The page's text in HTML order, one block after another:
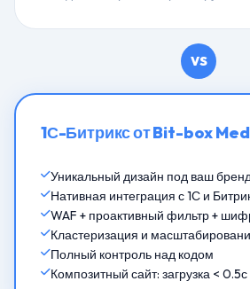
VS
1С-Битрикс от Bit-box
Уникальный дизайн под ваш
Нативная интеграция с 1С и
WAF + проактивный фильтр +
Кластеризация и
Полный контроль над кодом
Композитный сайт: загрузка < 0.5с